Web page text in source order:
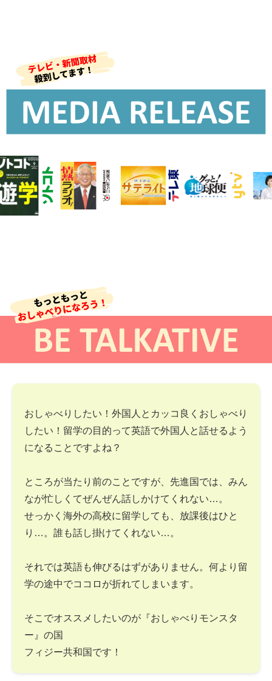
おしゃべりしたい！外国人とカッコ良くおしゃべり
したい！留学の目的って英語で外国人と話せるよう
になることですよね？
ところが当たり前のことですが、先進国では、みん
なが忙しくてぜんぜん話しかけてくれない…。
せっかく海外の高校に留学しても、放課後はひと
り…。誰も話し掛けてくれない…。
それでは英語も伸びるはずがありません。何より留
学の途中でココロが折れてしまいます。
そこでオススメしたいのが『おしゃべりモンスタ
ー』の国
フィジー共和国です！